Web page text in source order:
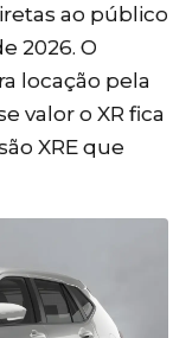
ao público
2026. O
locação pela
valor o XR fica
XRE que